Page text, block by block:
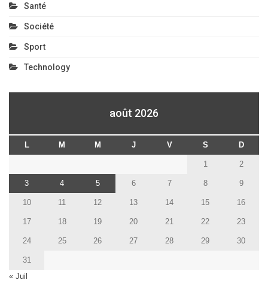
Santé
Société
Sport
Technology
août 2026
L M M J V S D
1 2
3 4 5 6 7 8 9
10 11 12 13 14 15 16
17 18 19 20 21 22 23
24 25 26 27 28 29 30
31
« Juil